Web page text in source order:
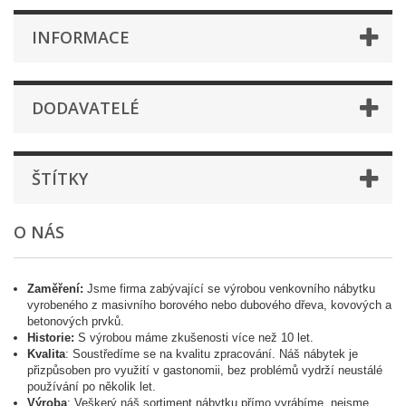
INFORMACE
DODAVATELÉ
ŠTÍTKY
O NÁS
Zaměření: Jsme firma zabývající se výrobou venkovního nábytku
vyrobeného z masivního borového nebo dubového dřeva, kovových a
betonových prvků.
Historie: S výrobou máme zkušenosti více než 10 let.
Kvalita: Soustředíme se na kvalitu zpracování. Náš nábytek je
přizpůsoben pro využití v gastonomii, bez problémů vydrží neustálé
používání po několik let.
Výroba: Veškerý náš sortiment nábytku přímo vyrábíme, nejsme